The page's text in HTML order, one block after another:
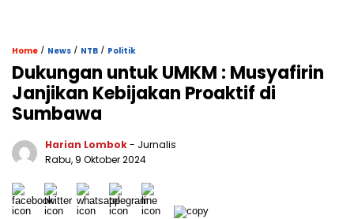
Home / News / NTB / Politik
Dukungan untuk UMKM : Musyafirin
Janjikan Kebijakan Proaktif di
Sumbawa
Harian Lombok- Jurnalis
Rabu, 9 Oktober 2024